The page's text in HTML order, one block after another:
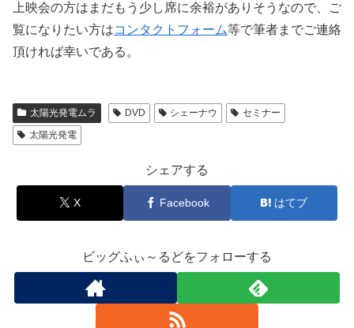
上映会の方はまだもう少し席に余裕がありそうなので、ご
覧になりたい方はコンタクトフォーム等で筆者までご連絡
頂ければ幸いである。
太陽光発電ムラ DVD シェーナウ
セミナー
太陽光発電
シェアする
X Facebook はてブ
ビッグふぃ～るどをフォローする